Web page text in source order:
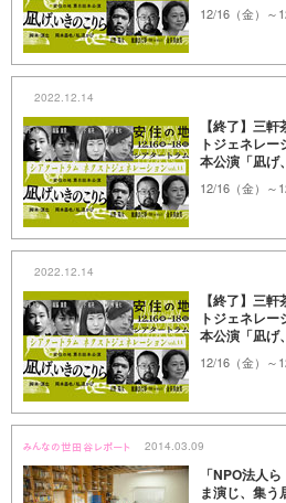
2022.12.14
【終了】三
トジェネレ
本公演「凪げ
2022.12.14
【終了】三
トジェネレ
本公演「凪げ
2014.03.09
「NPO法人
ま演じ、集う